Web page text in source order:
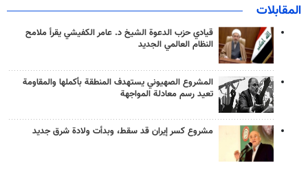
المقابلات
قيادي حزب الدعوة الشيخ د. عامر الكفيشي يقرأ ملامح
النظام العالمي الجديد
المشروع الصهيوني يستهدف المنطقة بأكملها والمقاومة
تعيد رسم معادلة المواجهة
مشروع كسر إيران قد سقط، وبدأت ولادة شرق جديد